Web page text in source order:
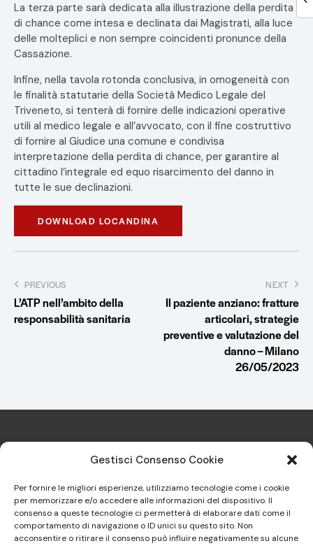
Gestisci Consenso Cookie
Per fornire le migliori esperienze, utilizziamo tecnologie come i cookie
per memorizzare e/o accedere alle informazioni del dispositivo. Il
consenso a queste tecnologie ci permetterà di elaborare dati come il
comportamento di navigazione o ID unici su questo sito. Non
acconsentire o ritirare il consenso può influire negativamente su alcune
La terza parte sarà dedicata alla illustrazione della perdita
di chance come intesa e declinata dai Magistrati, alla luce
delle molteplici e non sempre coincidenti pronunce della
Cassazione.
Infine, nella tavola rotonda conclusiva, in omogeneità con
le finalità statutarie della Società Medico Legale del
Triveneto, si tenterà di fornire delle indicazioni operative
utili al medico legale e all’avvocato, con il fine costruttivo
di fornire al Giudice una comune e condivisa
interpretazione della perdita di chance, per garantire al
cittadino l’integrale ed equo risarcimento del danno in
tutte le sue declinazioni.
DOWNLOAD LOCANDINA
PREVIOUS
L’ATP nell’ambito della
responsabilità sanitaria
NEXT
Il paziente anziano: fratture
articolari, strategie
preventive e valutazione del
danno – Milano
26/05/2023
Sindacato Italiano Specialisti in
Medicina Legale e delle